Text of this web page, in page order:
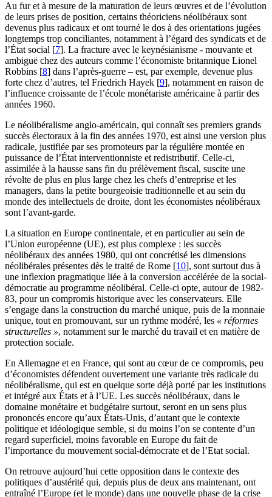
Au fur et à mesure de la maturation de leurs œuvres et de l’évolution
de leurs prises de position, certains théoriciens néolibéraux sont
devenus plus radicaux et ont tourné le dos à des orientations jugées
longtemps trop conciliantes, notamment à l’égard des syndicats et de
l’État social [7]. La fracture avec le keynésianisme - mouvante et
ambiguë chez des auteurs comme l’économiste britannique Lionel
Robbins [8] dans l’après-guerre – est, par exemple, devenue plus
forte chez d’autres, tel Friedrich Hayek [9], notamment en raison de
l’influence croissante de l’école monétariste américaine à partir des
années 1960.
Le néolibéralisme anglo-américain, qui connaît ses premiers grands
succès électoraux à la fin des années 1970, est ainsi une version plus
radicale, justifiée par ses promoteurs par la régulière montée en
puissance de l’État interventionniste et redistributif. Celle-ci,
assimilée à la hausse sans fin du prélèvement fiscal, suscite une
révolte de plus en plus large chez les chefs d’entreprise et les
managers, dans la petite bourgeoisie traditionnelle et au sein du
monde des intellectuels de droite, dont les économistes néolibéraux
sont l’avant-garde.
La situation en Europe continentale, et en particulier au sein de
l’Union européenne (UE), est plus complexe : les succès
néolibéraux des années 1980, qui ont concrétisé les dimensions
néolibérales présentes dès le traité de Rome [10], sont surtout dus à
une inflexion pragmatique liée à la conversion accélérée de la social-
démocratie au programme néolibéral. Celle-ci opte, autour de 1982-
83, pour un compromis historique avec les conservateurs. Elle
s’engage dans la construction du marché unique, puis de la monnaie
unique, tout en promouvant, sur un rythme modéré, les « réformes
structurelles », notamment sur le marché du travail et en matière de
protection sociale.
En Allemagne et en France, qui sont au cœur de ce compromis, peu
d’économistes défendent ouvertement une variante très radicale du
néolibéralisme, qui est en quelque sorte déjà porté par les institutions
et intégré aux États et à l’UE. Les succès néolibéraux, dans le
domaine monétaire et budgétaire surtout, seront en un sens plus
prononcés encore qu’aux États-Unis, d’autant que le contexte
politique et idéologique semble, si du moins l’on se contente d’un
regard superficiel, moins favorable en Europe du fait de
l’importance du mouvement social-démocrate et de l’Etat social.
On retrouve aujourd’hui cette opposition dans le contexte des
politiques d’austérité qui, depuis plus de deux ans maintenant, ont
entraîné l’Europe (et le monde) dans une nouvelle phase de la crise